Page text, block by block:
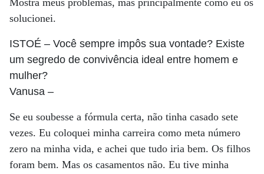
Mostra meus problemas, mas principalmente como eu os
solucionei.
ISTOÉ – Você sempre impôs sua vontade? Existe
um segredo de convivência ideal entre homem e
mulher?
Vanusa –
Se eu soubesse a fórmula certa, não tinha casado sete
vezes. Eu coloquei minha carreira como meta número
zero na minha vida, e achei que tudo iria bem. Os filhos
foram bem. Mas os casamentos não. Eu tive minha